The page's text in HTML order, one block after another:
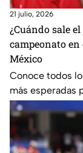
21 julio, 2026
¿Cuándo sale
campeonato en
México
Conoce todos
más esperadas